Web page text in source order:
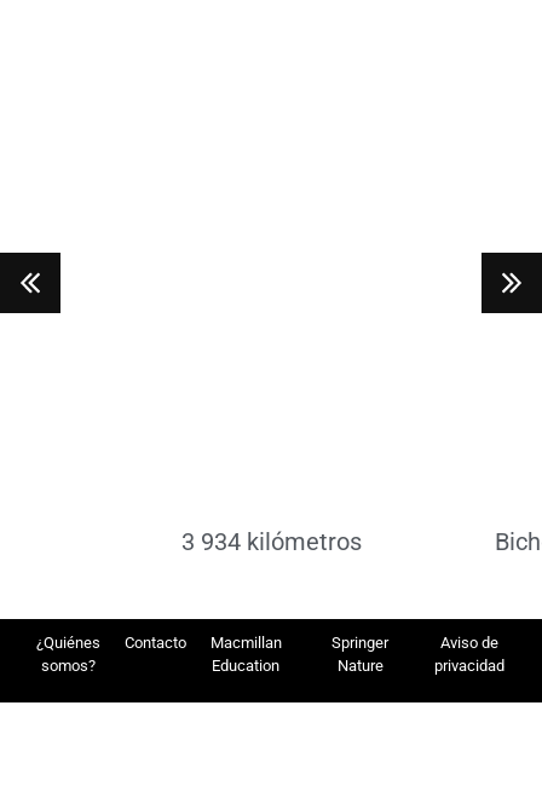
3 934 kilómetros
¿Quiénes
somos?
Contacto
Macmillan
Education
Springer
Nature
Aviso de
privacidad